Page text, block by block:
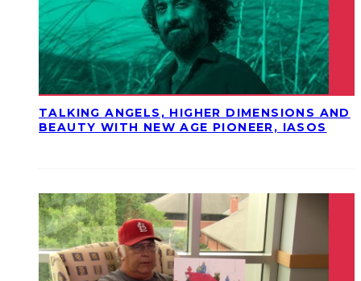
TALKING ANGELS, HIGHER DIMENSIONS AND
BEAUTY WITH NEW AGE PIONEER, IASOS